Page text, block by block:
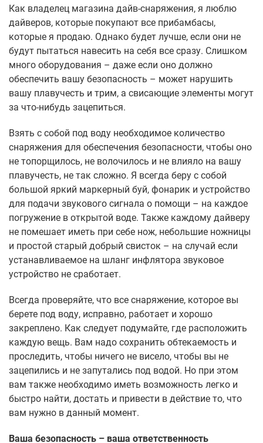
Как владелец магазина дайв-снаряжения, я люблю
дайверов, которые покупают все прибамбасы,
которые я продаю. Однако будет лучше, если они не
будут пытаться навесить на себя все сразу. Слишком
много оборудования – даже если оно должно
обеспечить вашу безопасность – может нарушить
вашу плавучесть и трим, а свисающие элементы могут
за что-нибудь зацепиться.
Взять с собой под воду необходимое количество
снаряжения для обеспечения безопасности, чтобы оно
не топорщилось, не волочилось и не влияло на вашу
плавучесть, не так сложно. Я всегда беру с собой
большой яркий маркерный буй, фонарик и устройство
для подачи звукового сигнала о помощи – на каждое
погружение в открытой воде. Также каждому дайверу
не помешает иметь при себе нож, небольшие ножницы
и простой старый добрый свисток – на случай если
устанавливаемое на шланг инфлятора звуковое
устройство не сработает.
Всегда проверяйте, что все снаряжение, которое вы
берете под воду, исправно, работает и хорошо
закреплено. Как следует подумайте, где расположить
каждую вещь. Вам надо сохранить обтекаемость и
проследить, чтобы ничего не висело, чтобы вы не
зацепились и не запутались под водой. Но при этом
вам также необходимо иметь возможность легко и
быстро найти, достать и привести в действие то, что
вам нужно в данный момент.
Ваша безопасность – ваша ответственность